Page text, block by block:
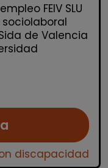
FEIV SLU
de Valencia
discapacidad